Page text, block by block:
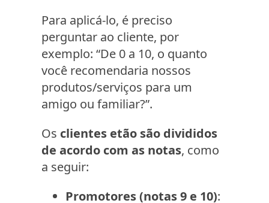
Para aplicá-lo, é preciso
perguntar ao cliente, por
exemplo: “De 0 a 10, o quanto
você recomendaria nossos
produtos/serviços para um
amigo ou familiar?”.
Os clientes etão são divididos
de acordo com as notas, como
a seguir:
Promotores (notas 9 e 10):